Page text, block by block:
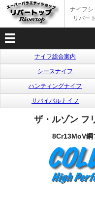
ナイフシ
リバー
ナイフ総合案内
シースナイフ
ハンティングナイフ
サバイバルナイフ
ザ・ルゾン フ
8Cr13MoV鋼